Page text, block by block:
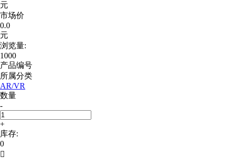
元
市场价
0.0
元
浏览量:
1000
产品编号
所属分类
AR/VR
数量
-
+
库存:
0
